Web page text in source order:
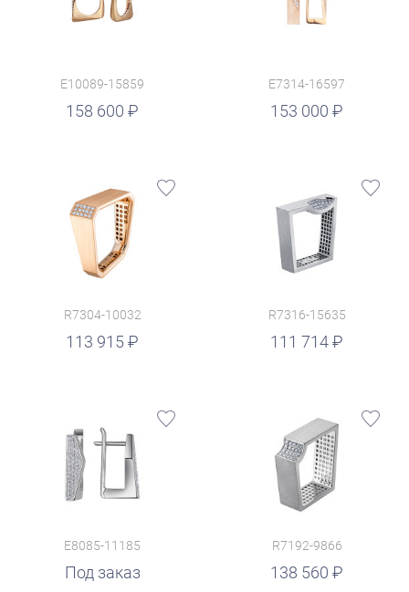
E10089-15859
158 600
E7314-16597
153 000
руб.
R7304-10032
113 915
R7316-15635
111 714
руб.
E8085-11185
Под заказ
R7192-9866
138 560
руб.